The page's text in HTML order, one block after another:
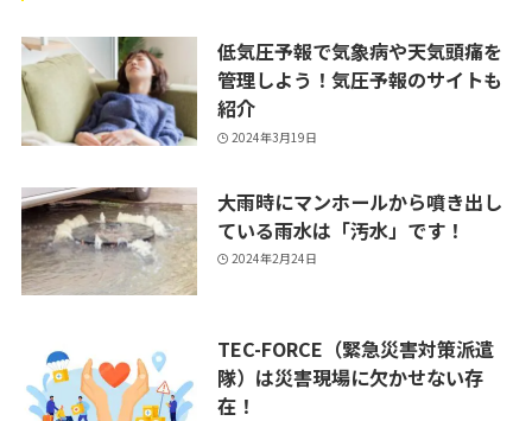
低気圧予報で気象病や天気頭痛を
管理しよう！気圧予報のサイトも
紹介
2024年3月19日
大雨時にマンホールから噴き出し
ている雨水は「汚水」です！
2024年2月24日
TEC-FORCE（緊急災害対策派遣
隊）は災害現場に欠かせない存
在！